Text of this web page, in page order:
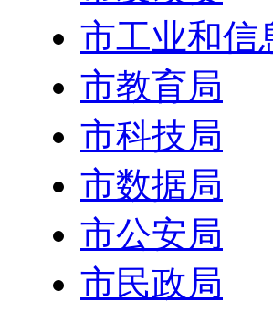
市工业和信
市教育局
市科技局
市数据局
市公安局
市民政局